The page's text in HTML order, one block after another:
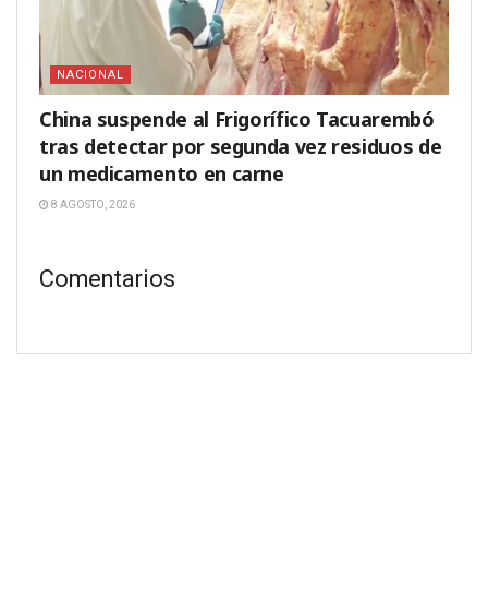
NACIONAL
China suspende al Frigorífico Tacuarembó
tras detectar por segunda vez residuos de
un medicamento en carne
8 AGOSTO, 2026
Comentarios